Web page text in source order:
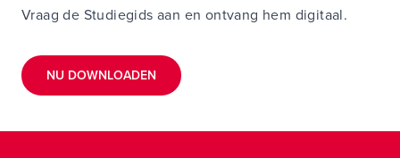
Vraag de Studiegids aan en ontvang hem digitaal.
NU DOWNLOADEN